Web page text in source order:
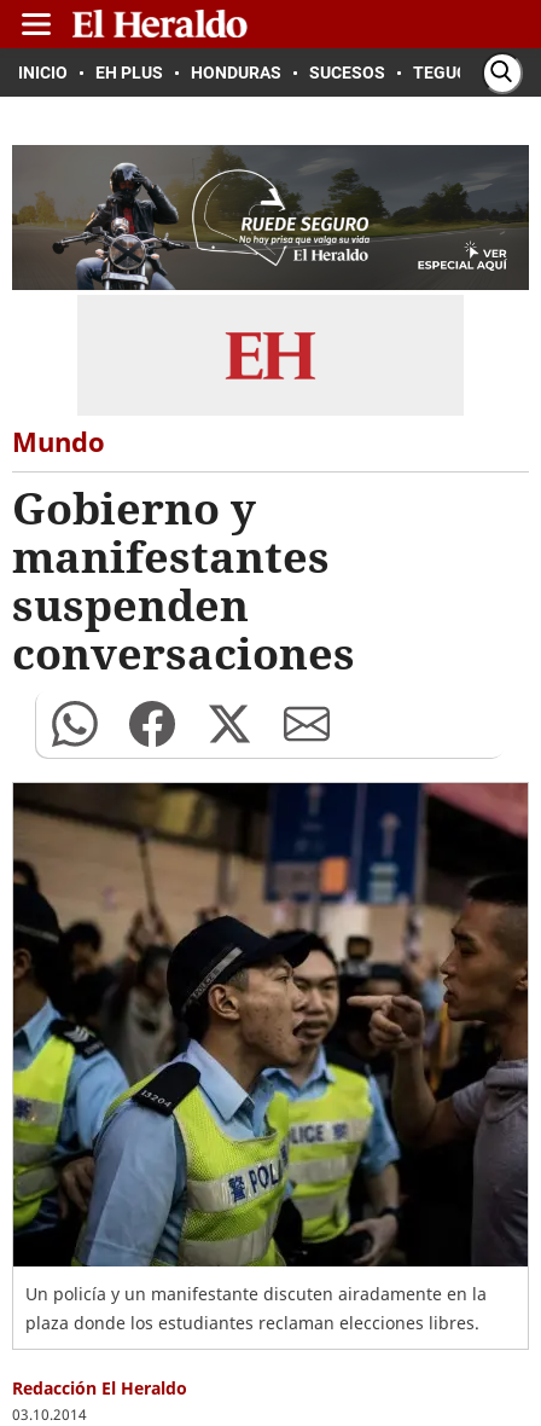
INICIO EH PLUS HONDURAS SUCESOS TEGUCIGALPA
Mundo
Gobierno y
manifestantes
suspenden
conversaciones
Un policía y un manifestante discuten airadamente en la
plaza donde los estudiantes reclaman elecciones libres.
Redacción El Heraldo
03.10.2014